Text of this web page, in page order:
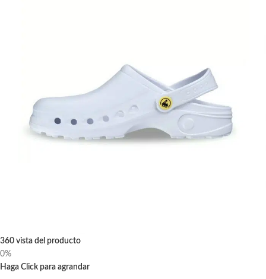
360 vista del producto
0%
Haga Click para agrandar